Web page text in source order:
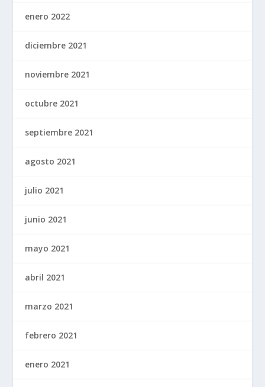
enero 2022
diciembre 2021
noviembre 2021
octubre 2021
septiembre 2021
agosto 2021
julio 2021
junio 2021
mayo 2021
abril 2021
marzo 2021
febrero 2021
enero 2021